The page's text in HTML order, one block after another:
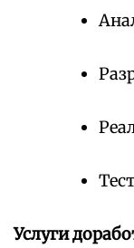
Услуги